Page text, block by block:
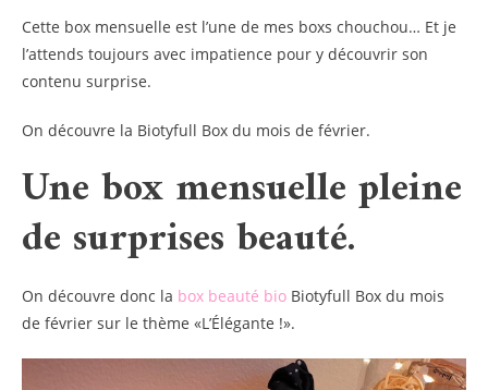
Cette box mensuelle est l’une de mes boxs chouchou… Et je
l’attends toujours avec impatience pour y découvrir son
contenu surprise.
On découvre la Biotyfull Box du mois de février.
Une box mensuelle pleine
de surprises beauté.
On découvre donc la box beauté bio Biotyfull Box du mois
de février sur le thème «L’Élégante !».